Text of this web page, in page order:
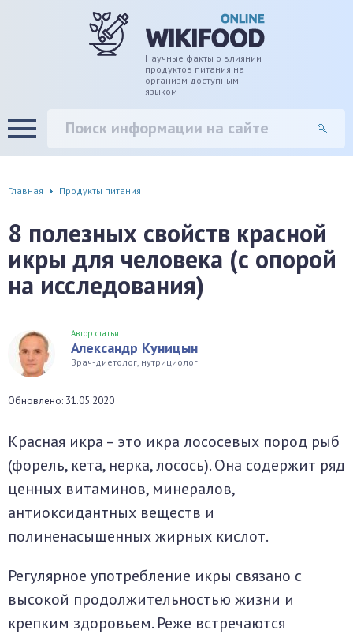
Научные факты о влиянии
продуктов питания на
организм доступным
языком
Главная Продукты питания
8 полезных свойств красной
икры для человека (с опорой
на исследования)
Автор статьи
Александр Куницын
Врач-диетолог, нутрициолог
Обновлено: 31.05.2020
Красная икра – это икра лососевых пород рыб
(форель, кета, нерка, лосось). Она содержит ряд
ценных витаминов, минералов,
антиоксидантных веществ и
полиненасыщенных жирных кислот.
Регулярное употребление икры связано с
высокой продолжительностью жизни и
крепким здоровьем. Реже встречаются
ЖКТ
система
система
суставы, мышцы
сужение сосудов
от депрессии и